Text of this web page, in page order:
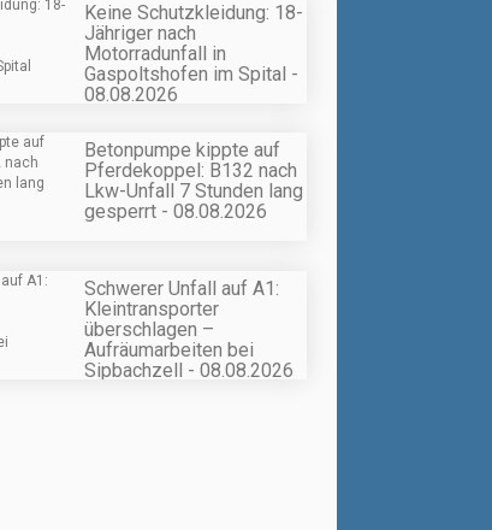
Keine Schutzkleidung: 18-
Jähriger nach
Motorradunfall in
Gaspoltshofen im Spital -
08.08.2026
Betonpumpe kippte auf
Pferdekoppel: B132 nach
Lkw-Unfall 7 Stunden lang
gesperrt - 08.08.2026
Schwerer Unfall auf A1:
Kleintransporter
überschlagen –
Aufräumarbeiten bei
Sipbachzell - 08.08.2026